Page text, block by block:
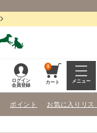
ログイン
会員登録
0
カート メニュー
ポイント お気に入りリス